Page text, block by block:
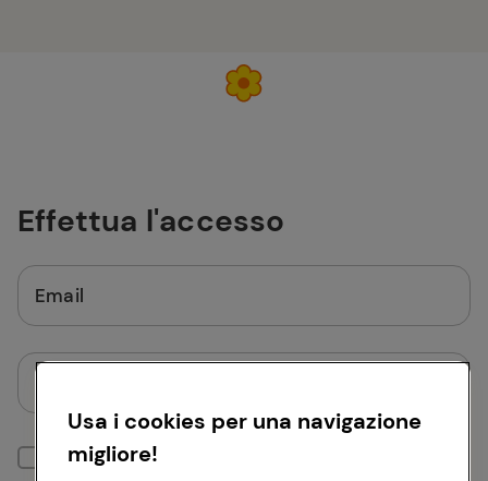
Effettua l'accesso
Email
Mantieni la sessione attiva
Usa i cookies per una navigazione
migliore!